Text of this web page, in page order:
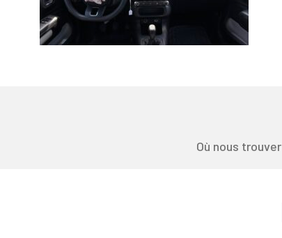
Où nous trouver